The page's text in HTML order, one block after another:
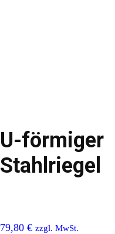
U-förmiger
Stahlriegel
79,80€ zzgl. MwSt.